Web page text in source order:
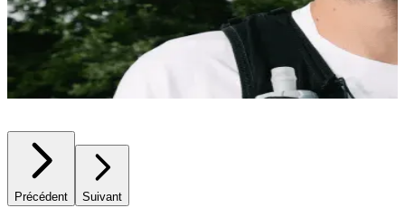
Précédent Suivant